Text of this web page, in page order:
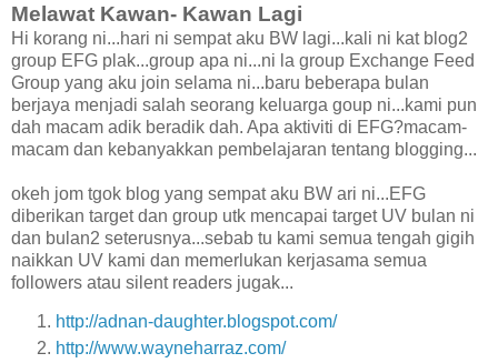
Melawat Kawan- Kawan Lagi
Hi korang ni...hari ni sempat aku BW lagi...kali ni kat blog2
group EFG plak...group apa ni...ni la group Exchange Feed
Group yang aku join selama ni...baru beberapa bulan
berjaya menjadi salah seorang keluarga goup ni...kami pun
dah macam adik beradik dah. Apa aktiviti di EFG?macam-
macam dan kebanyakkan pembelajaran tentang blogging...
okeh jom tgok blog yang sempat aku BW ari ni...EFG
diberikan target dan group utk mencapai target UV bulan ni
dan bulan2 seterusnya...sebab tu kami semua tengah gigih
naikkan UV kami dan memerlukan kerjasama semua
followers atau silent readers jugak...
http://adnan-daughter.blogspot.com/
http://www.wayneharraz.com/